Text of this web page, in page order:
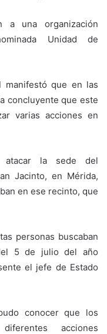
a una organización
Unidad de
manifestó que en las
concluyente que este
varias acciones en
atacar la sede del
Jacinto, en Mérida,
en ese recinto, que
personas buscaban
5 de julio del año
el jefe de Estado
conocer que los
acciones